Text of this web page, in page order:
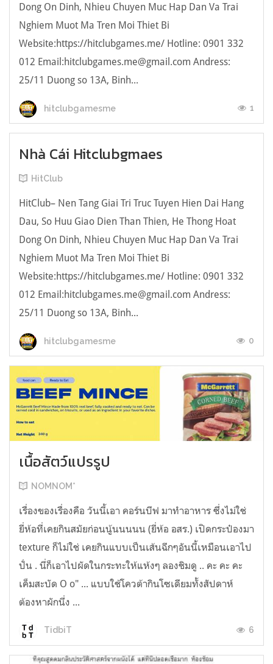
Dong On Dinh, Nhieu Chuyen Muc Hap Dan Va Trai
Nghiem Muot Ma Tren Moi Thiet Bi
Website:https://hitclubgames.me/ Hotline: 0901 332
012 Email:hitclubgames.me@gmail.com Andress:
25/11 Duong so 13A, Binh...
hitclubgamesme 1
Nhà Cái Hitclubgmaes
HitClub
HitClub– Nen Tang Giai Tri Truc Tuyen Hien Dai Hang
Dau, So Huu Giao Dien Than Thien, He Thong Hoat
Dong On Dinh, Nhieu Chuyen Muc Hap Dan Va Trai
Nghiem Muot Ma Tren Moi Thiet Bi
Website:https://hitclubgames.me/ Hotline: 0901 332
012 Email:hitclubgames.me@gmail.com Andress:
25/11 Duong so 13A, Binh...
hitclubgamesme 0
เนื้อสัตว์แปรรูป
NOMNOM*
เรื่องของเรื่องคือ วันนี้เอา คอร์นบีฟ มาทำอาหาร ซึ่งไม่ใช่
ยี่ห้อที่เคยกินสมัยก่อนนู้นนนนน (ยี่ห้อ อสร.) เปิดกระป๋องมา
texture ก็ไม่ใช่ เคยกินแบบเป็นเส้นฉีกๆอันนี้เหมือนเอาไป
ปั่น . นี่ก็เอาไปผัดในกระทะให้แห้งๆ ลองชิมดู .. คะ คะ คะ
เค็มสะบัด O o" ... แบบใช้โควต้ากินโซเดียมทั้งสัปดาห์
ต้องหาผักนึ่ง ...
TidbiT 6